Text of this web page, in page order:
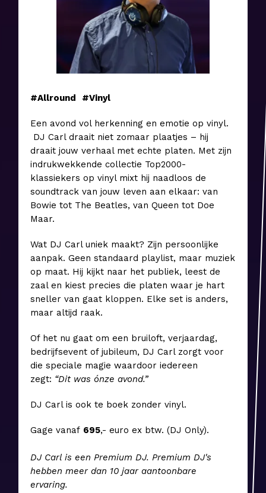
#Allround #Vinyl
Een avond vol herkenning en emotie op vinyl.
DJ Carl draait niet zomaar plaatjes – hij
draait jouw verhaal met echte platen. Met zijn
indrukwekkende collectie Top2000-
klassiekers op vinyl mixt hij naadloos de
soundtrack van jouw leven aan elkaar: van
Bowie tot The Beatles, van Queen tot Doe
Maar.
Wat DJ Carl uniek maakt? Zijn persoonlijke
aanpak. Geen standaard playlist, maar muziek
op maat. Hij kijkt naar het publiek, leest de
zaal en kiest precies die platen waar je hart
sneller van gaat kloppen. Elke set is anders,
maar altijd raak.
Of het nu gaat om een bruiloft, verjaardag,
bedrijfsevent of jubileum, DJ Carl zorgt voor
die speciale magie waardoor iedereen
zegt: “Dit was ónze avond.”
DJ Carl is ook te boek zonder vinyl.
Gage vanaf 695,- euro ex btw. (DJ Only).
DJ Carl is een Premium DJ. Premium DJ's
hebben meer dan 10 jaar aantoonbare
ervaring.